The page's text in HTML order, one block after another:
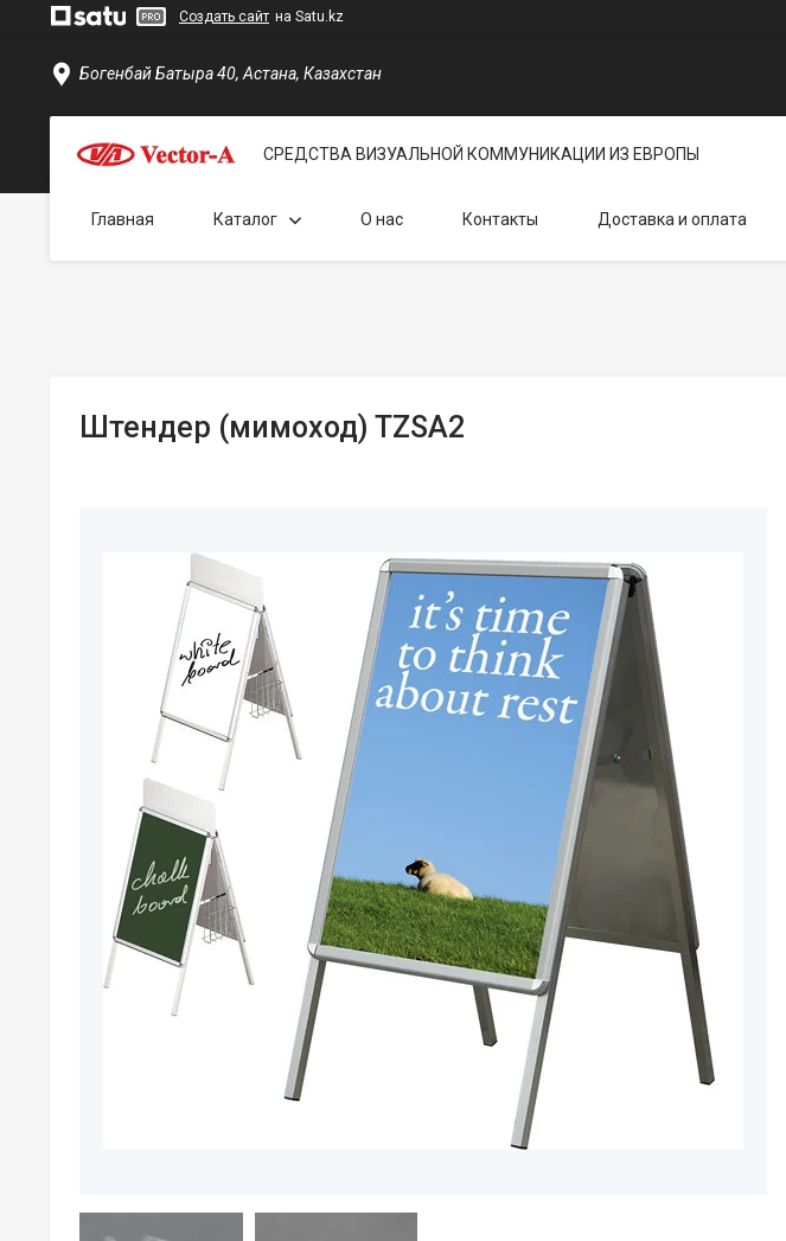
Создать сайт на Satu.kz
Богенбай Батыра 40, Астана, Казахстан
СРЕДСТВА ВИЗУАЛЬНОЙ КОММУНИКАЦИИ ИЗ ЕВРОПЫ
Главная Каталог О нас Контакты Доставка и оплата
Штендер (мимоход) TZSA2